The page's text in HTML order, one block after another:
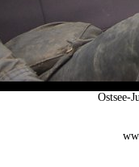
Ostsee-